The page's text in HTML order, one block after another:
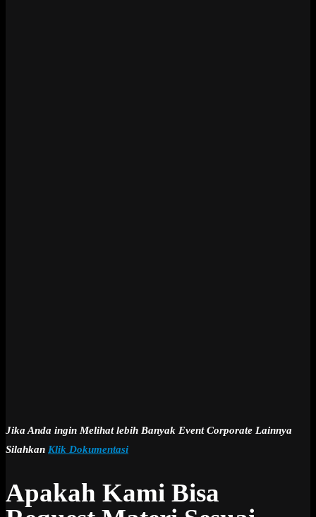
Jika Anda ingin Melihat lebih Banyak Event Corporate Lainnya
Silahkan Klik Dokumentasi
Apakah Kami Bisa